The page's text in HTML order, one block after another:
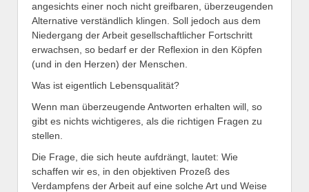
angesichts einer noch nicht greifbaren, überzeugenden
Alternative verständlich klingen. Soll jedoch aus dem
Niedergang der Arbeit gesellschaftlicher Fortschritt
erwachsen, so bedarf er der Reflexion in den Köpfen
(und in den Herzen) der Menschen.
Was ist eigentlich Lebensqualität?
Wenn man überzeugende Antworten erhalten will, so
gibt es nichts wichtigeres, als die richtigen Fragen zu
stellen.
Die Frage, die sich heute aufdrängt, lautet: Wie
schaffen wir es, in den objektiven Prozeß des
Verdampfens der Arbeit auf eine solche Art und Weise